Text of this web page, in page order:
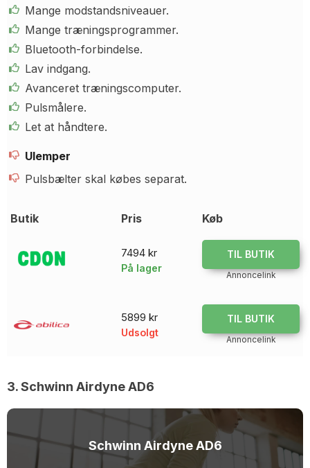
Mange modstandsniveauer.
Mange træningsprogrammer.
Bluetooth-forbindelse.
Lav indgang.
Avanceret træningscomputer.
Pulsmålere.
Let at håndtere.
Ulemper
Pulsbælter skal købes separat.
Butik Pris Køb
7494 kr
På lager
TIL BUTIK
Annoncelink
5899 kr
Udsolgt
TIL BUTIK
Annoncelink
3. Schwinn Airdyne AD6
Schwinn Airdyne AD6